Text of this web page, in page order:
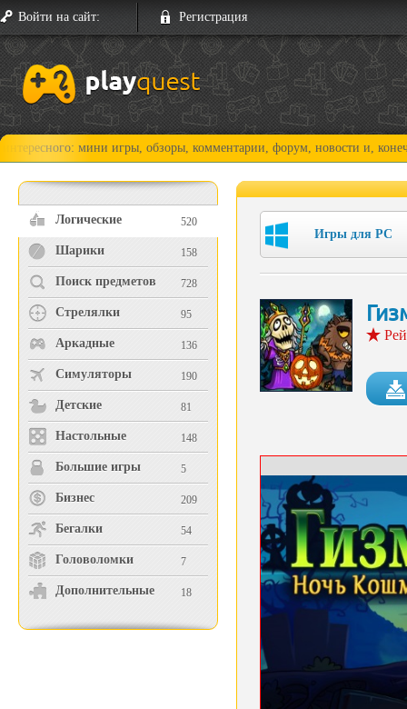
Войти на сайт: Регистрация
мини игры, обзоры, комментарии, форум, новости и, конечно,
Логические 520
Шарики 158
Поиск предметов 728
Стрелялки 95
Аркадные 136
Симуляторы 190
Детские 81
Настольные 148
Большие игры 5
Бизнес 209
Бегалки 54
Головоломки 7
Дополнительные 18
Игры для PC